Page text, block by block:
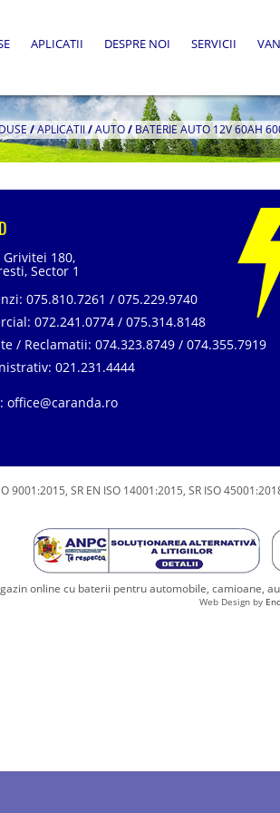
APLICATII DESPRE NOI SERVICII
/APLICATII/AUTO/ BATERIE AUTO 12V 60AH
Grivitei 180,
Sector 1
075.810.7261 / 075.229.9740
072.241.0774 / 075.314.8148
/ Reclamatii: 074.323.8749 / 074.355.7919
021.231.4444
office@caranda.ro
9001:2015, SR EN ISO 14001:2015, SR ISO
online cu baterii pentru automobile, camioane,
Web Design by